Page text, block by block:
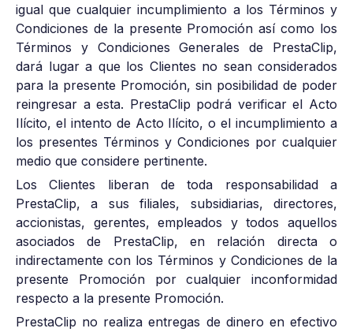
igual que cualquier incumplimiento a los Términos y
Condiciones de la presente Promoción así como los
Términos y Condiciones Generales de PrestaClip,
dará lugar a que los Clientes no sean considerados
para la presente Promoción, sin posibilidad de poder
reingresar a esta. PrestaClip podrá verificar el Acto
Ilícito, el intento de Acto Ilícito, o el incumplimiento a
los presentes Términos y Condiciones por cualquier
medio que considere pertinente.
Los Clientes liberan de toda responsabilidad a
PrestaClip, a sus filiales, subsidiarias, directores,
accionistas, gerentes, empleados y todos aquellos
asociados de PrestaClip, en relación directa o
indirectamente con los Términos y Condiciones de la
presente Promoción por cualquier inconformidad
respecto a la presente Promoción.
PrestaClip no realiza entregas de dinero en efectivo